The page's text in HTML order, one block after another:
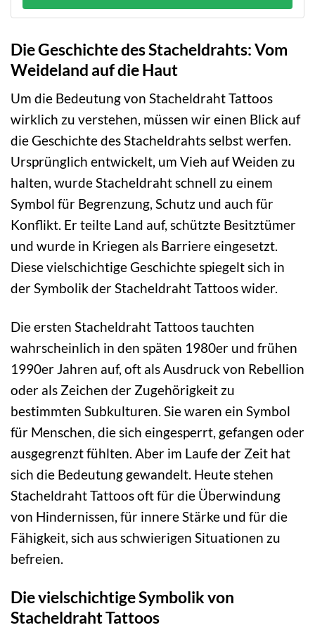
Die Geschichte des Stacheldrahts: Vom
Weideland auf die Haut
Um die Bedeutung von Stacheldraht Tattoos
wirklich zu verstehen, müssen wir einen Blick auf
die Geschichte des Stacheldrahts selbst werfen.
Ursprünglich entwickelt, um Vieh auf Weiden zu
halten, wurde Stacheldraht schnell zu einem
Symbol für Begrenzung, Schutz und auch für
Konflikt. Er teilte Land auf, schützte Besitztümer
und wurde in Kriegen als Barriere eingesetzt.
Diese vielschichtige Geschichte spiegelt sich in
der Symbolik der Stacheldraht Tattoos wider.
Die ersten Stacheldraht Tattoos tauchten
wahrscheinlich in den späten 1980er und frühen
1990er Jahren auf, oft als Ausdruck von Rebellion
oder als Zeichen der Zugehörigkeit zu
bestimmten Subkulturen. Sie waren ein Symbol
für Menschen, die sich eingesperrt, gefangen oder
ausgegrenzt fühlten. Aber im Laufe der Zeit hat
sich die Bedeutung gewandelt. Heute stehen
Stacheldraht Tattoos oft für die Überwindung
von Hindernissen, für innere Stärke und für die
Fähigkeit, sich aus schwierigen Situationen zu
befreien.
Die vielschichtige Symbolik von
Stacheldraht Tattoos